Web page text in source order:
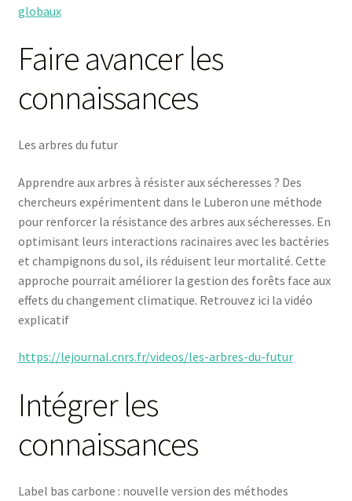
globaux
Faire avancer les
connaissances
Les arbres du futur
Apprendre aux arbres à résister aux sécheresses ? Des
chercheurs expérimentent dans le Luberon une méthode
pour renforcer la résistance des arbres aux sécheresses. En
optimisant leurs interactions racinaires avec les bactéries
et champignons du sol, ils réduisent leur mortalité. Cette
approche pourrait améliorer la gestion des forêts face aux
effets du changement climatique. Retrouvez ici la vidéo
explicatif
https://lejournal.cnrs.fr/videos/les-arbres-du-futur
Intégrer les
connaissances
Label bas carbone : nouvelle version des méthodes